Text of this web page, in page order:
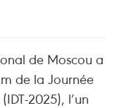
de Moscou a
de la Journée
2025), l’un